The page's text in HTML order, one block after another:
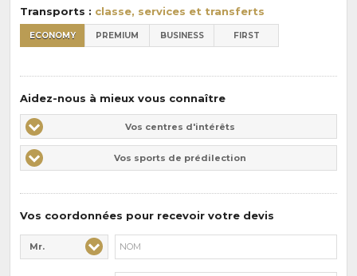
Transports : classe, services et transferts
ECONOMY PREMIUM BUSINESS FIRST
Aidez-nous à mieux vous connaître
Vos
centres
d'intérêts
Vos centres d'intérêts
Vos
sports
Vos sports de prédilection
Vos coordonnées pour recevoir votre devis
Civilité* :
Mr.
Nom* :